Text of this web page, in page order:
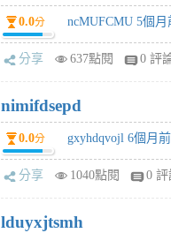
0.0分 ncMUFCMU 5個月
分享 637點閱 0 評
nimifdsepd
0.0分 gxyhdqvojl 6個月前
分享 1040點閱 0
lduyxjtsmh